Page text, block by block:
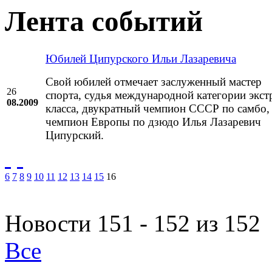
Лента событий
26
08.2009
Юбилей Ципурского Ильи Лазаревича
Свой юбилей отмечает заслуженный мастер
спорта, судья международной категории
класса, двукратный чемпион СССР по самбо,
чемпион Европы по дзюдо Илья Лазаревич
Ципурский.
6 7 8 9 10 11 12 13 14 15 16
Новости 151 - 152 из 152
Все